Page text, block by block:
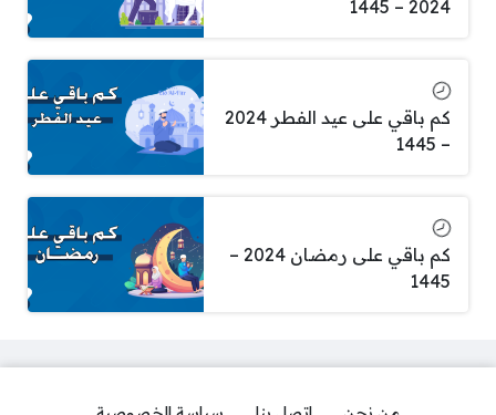
2024 – 1445
كم باقي على عيد الفطر 2024
– 1445
كم باقي على رمضان 2024 –
1445